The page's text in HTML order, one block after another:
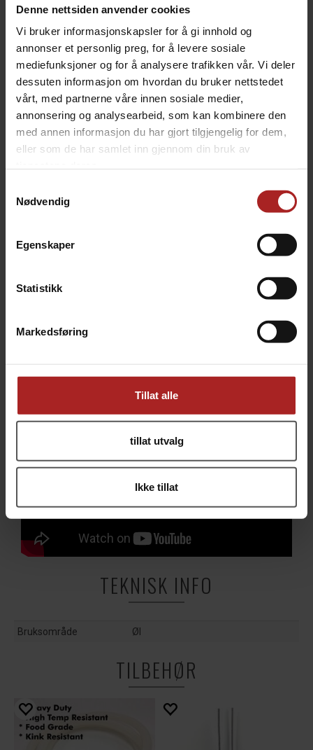
Denne nettsiden anvender cookies
Vi bruker informasjonskapsler for å gi innhold og
annonser et personlig preg, for å levere sosiale
mediefunksjoner og for å analysere trafikken vår. Vi deler
dessuten informasjon om hvordan du bruker nettstedet
vårt, med partnerne våre innen sosiale medier,
annonsering og analysearbeid, som kan kombinere den
med annen informasjon du har gjort tilgjengelig for dem,
eller som de har samlet inn gjennom din bruk av
Nødvendig
Egenskaper
Statistikk
Markedsføring
Tillat alle
tillat utvalg
Ikke tillat
Kjøleren skal ha 10cm klaring til alle lufteventiler. Tørk
den regelmessig for støv. En blanding med 20% glykol
gir et frysepunkt på ned til -8°C grader.
Bruk av glykol
Polypropylene glykol vil degraderes over tid, derfor må
man bytte ut glykolblandingen minst en gang i året. Bruk
av gammel blanding kan skade pumpene og vil være
brudd på garantien. Anbefalt blanding er 20-30% glykol.
TEKNISK INFO
Bruksområde Øl
TILBEHØR